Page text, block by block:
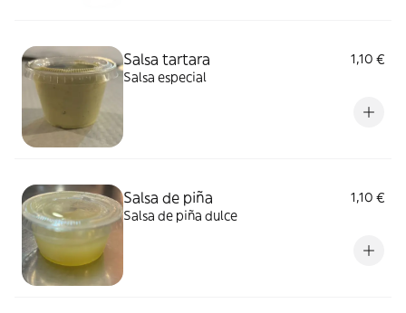
Salsa tartara
1,10 €
Salsa especial
Salsa de piña
1,10 €
Salsa de piña dulce